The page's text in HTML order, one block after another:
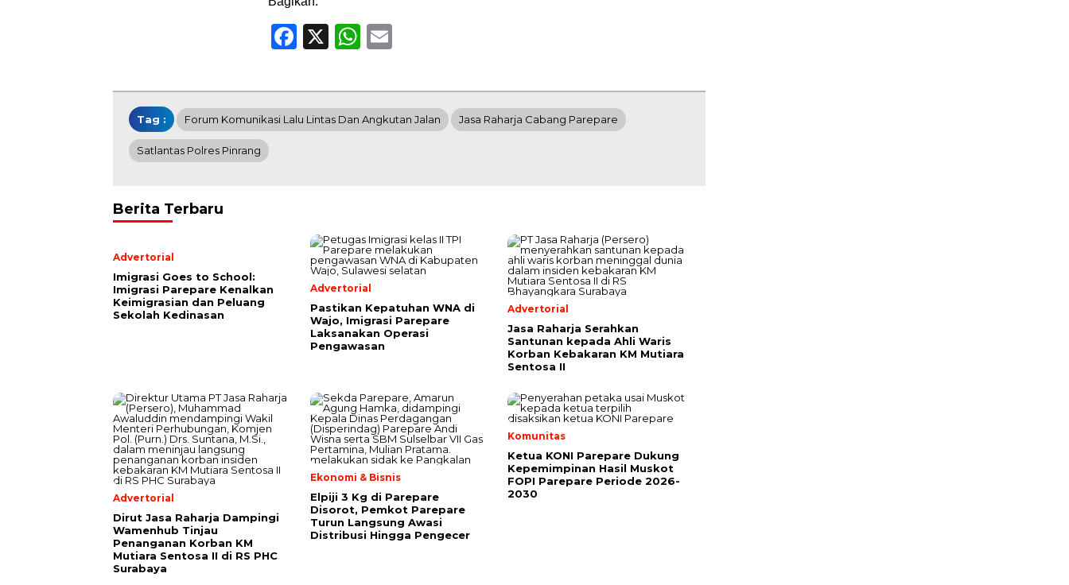
Facebook
X WhatsApp
Tag : Forum Komunikasi Lalu Lintas Dan Angkutan Jalan Jasa Raharja Cabang Parepare
Satlantas Polres Pinrang
Berita Terbaru
Advertorial
Imigrasi Goes to School:
Imigrasi Parepare Kenalkan
Keimigrasian dan Peluang
Sekolah Kedinasan
Advertorial
Pastikan Kepatuhan WNA di
Wajo, Imigrasi Parepare
Laksanakan Operasi
Pengawasan
Advertorial
Jasa Raharja Serahkan
Santunan kepada Ahli Waris
Korban Kebakaran KM Mutiara
Sentosa II
Advertorial
Dirut Jasa Raharja Dampingi
Wamenhub Tinjau
Penanganan Korban KM
Mutiara Sentosa II di RS PHC
Surabaya
Ekonomi & Bisnis
Elpiji 3 Kg di Parepare
Disorot, Pemkot Parepare
Turun Langsung Awasi
Distribusi Hingga Pengecer
Komunitas
Ketua KONI Parepare Dukung
Kepemimpinan Hasil Muskot
FOPI Parepare Periode 2026-
2030